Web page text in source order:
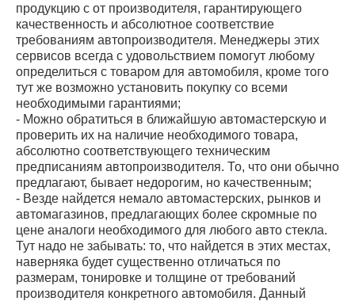
продукцию с от производителя, гарантирующего
качественность и абсолютное соответствие
требованиям автопроизводителя. Менеджеры этих
сервисов всегда с удовольствием помогут любому
определиться с товаром для автомобиля, кроме того
тут же возможно установить покупку со всеми
необходимыми гарантиями;
- Можно обратиться в ближайшую автомастерскую и
проверить их на наличие необходимого товара,
абсолютно соответствующего техническим
предписаниям автопроизводителя. То, что они обычно
предлагают, бывает недорогим, но качественным;
- Везде найдется немало автомастерских, рынков и
автомагазинов, предлагающих более скромные по
цене аналоги необходимого для любого авто стекла.
Тут надо не забывать: то, что найдется в этих местах,
наверняка будет существенно отличаться по
размерам, тонировке и толщине от требований
производителя конкретного автомобиля. Данный